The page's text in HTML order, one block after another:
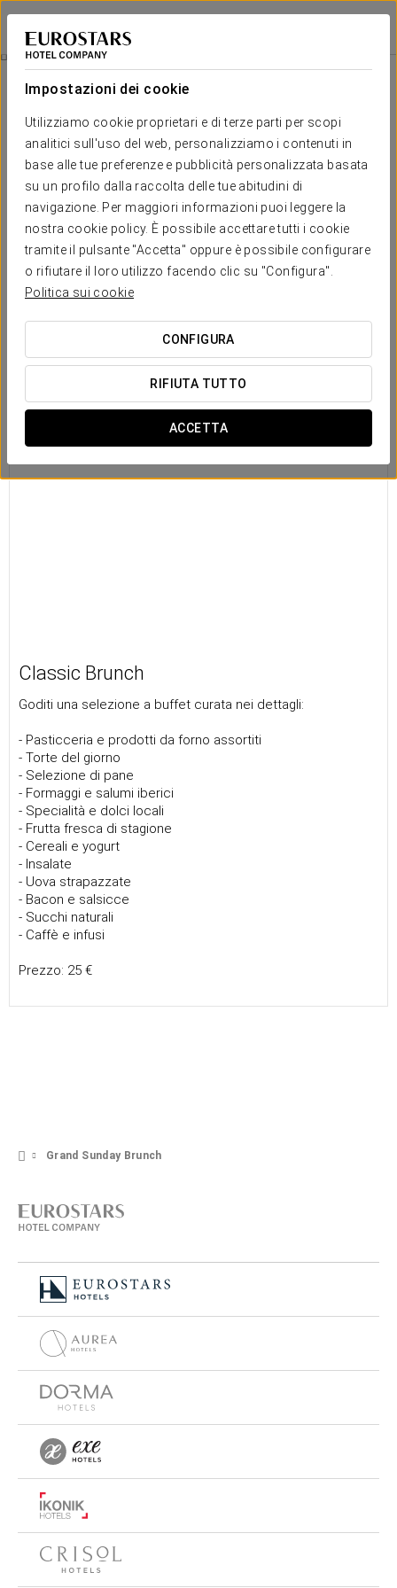
Impostazioni dei cookie
Utilizziamo cookie proprietari e di terze parti per scopi
analitici sull'uso del web, personalizziamo i contenuti in
base alle tue preferenze e pubblicità personalizzata basata
su un profilo dalla raccolta delle tue abitudini di
navigazione. Per maggiori informazioni puoi leggere la
nostra cookie policy. È possibile accettare tutti i cookie
tramite il pulsante "Accetta" oppure è possibile configurare
o rifiutare il loro utilizzo facendo clic su "Configura".
Politica sui cookie
CONFIGURA
RIFIUTA TUTTO
ACCETTA
Eurostars Valladolid
VALLADOLID
Grand Sunday Brunch
Un omaggio ricco di storia
Molto prima di diventare l’attuale Eurostars Valladolid, questo
spazio faceva parte della vita quotidiana della città come
centro commerciale dove, per 25 pesetas, era possibile
gustare una merenda.
Oggi recuperiamo quel ricordo con uno sguardo nuovo. Il
nostro Grand Sunday Brunch è un omaggio a quella tradizione.
Così, per 25 euro, proponiamo di trasformare le domeniche
dalle 12:00 alle 13:30 in un piccolo rituale in cui il tempo si
ferma, la tavola si condivide e torna il piacere di godere senza
fretta.
Classic Brunch
Goditi una selezione a buffet curata nei dettagli:
- Pasticceria e prodotti da forno assortiti
- Torte del giorno
- Selezione di pane
- Formaggi e salumi iberici
- Specialità e dolci locali
- Frutta fresca di stagione
- Cereali e yogurt
- Insalate
- Uova strapazzate
- Bacon e salsicce
- Succhi naturali
- Caffè e infusi
Prezzo: 25 €
Grand Sunday Brunch